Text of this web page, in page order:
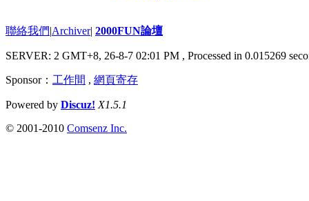
聯絡我們|Archiver| 2000FUN論壇
SERVER: 2 GMT+8, 26-8-7 02:01 PM , Processed in 0.015269
Sponsor： 工作間 , 網頁寄存
Powered by Discuz! X1.5.1
© 2001-2010 Comsenz Inc.